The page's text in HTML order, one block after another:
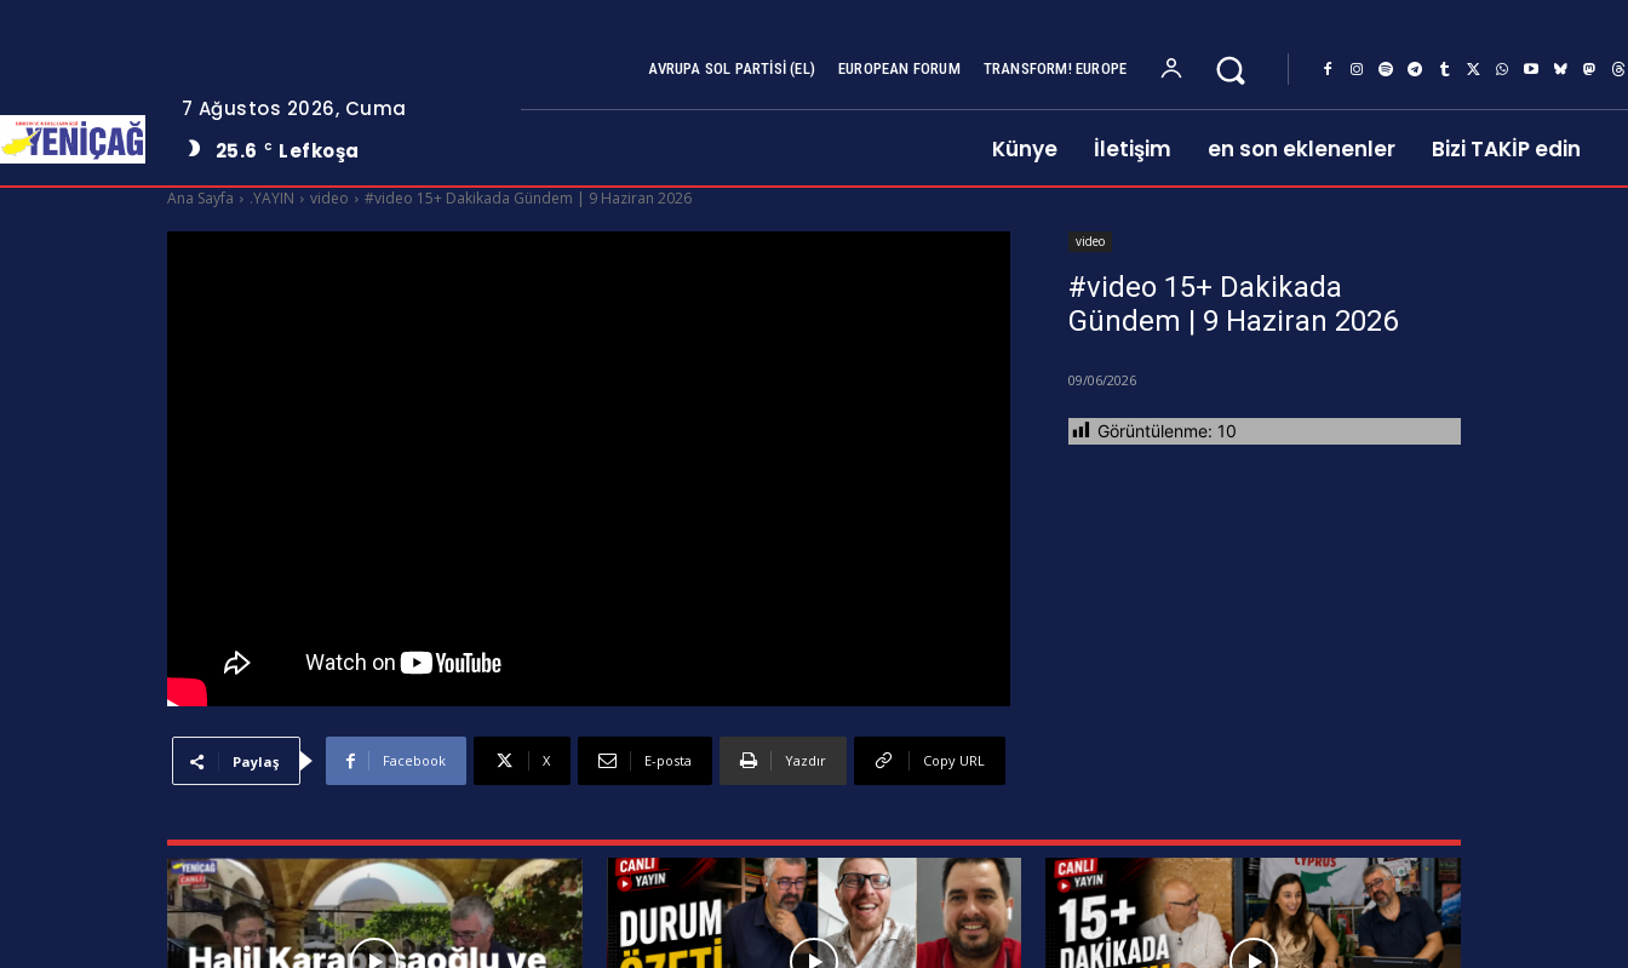
7 Ağustos 2026, Cuma
25.6
C Lefkoşa
AVRUPA SOL PARTISI (EL) EUROPEAN FORUM TRANSFORM! EUROPE
Künye İletişim en son eklenenler Bizi TAKİP edin
Ana Sayfa .YAYIN video #video 15+ Dakikada Gündem | 9 Haziran 2026
Paylaş Facebook X E-posta Yazdır Copy URL
video
#video 15+ Dakikada
Gündem | 9 Haziran 2026
09/06/2026
Görüntülenme: 10